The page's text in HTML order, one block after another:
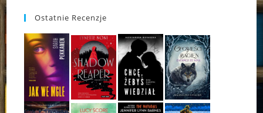
Ostatnie Recenzje